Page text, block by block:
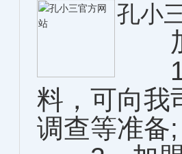
孔小
加
1
料，可向我
调查等准备;